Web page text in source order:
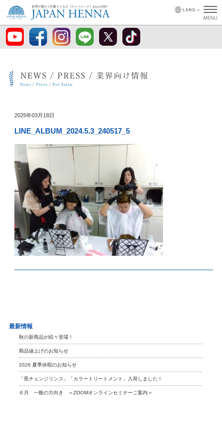
2025年03月18日
LINE_ALBUM_2024.5.3_240517_5
最新情報
秋の新商品が続々登場！
商品値上げのお知らせ
2026 夏季休暇のお知らせ
「黒チェンジリンス」「カラートリートメント」入荷しました！
６月 一般の方向き ＝ZOOMオンラインセミナーご案内＝